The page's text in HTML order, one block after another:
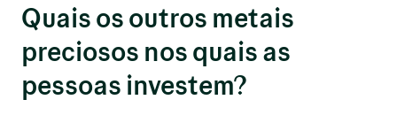
Quais os outros metais
preciosos nos quais as
pessoas investem?